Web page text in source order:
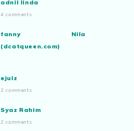
adnil linda
4 comments
fanny Nila
(dcatqueen.com)
ejulz
3 comments
Syaz Rahim
2 comments